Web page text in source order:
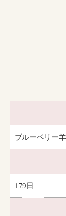
ブルーベリー
179日